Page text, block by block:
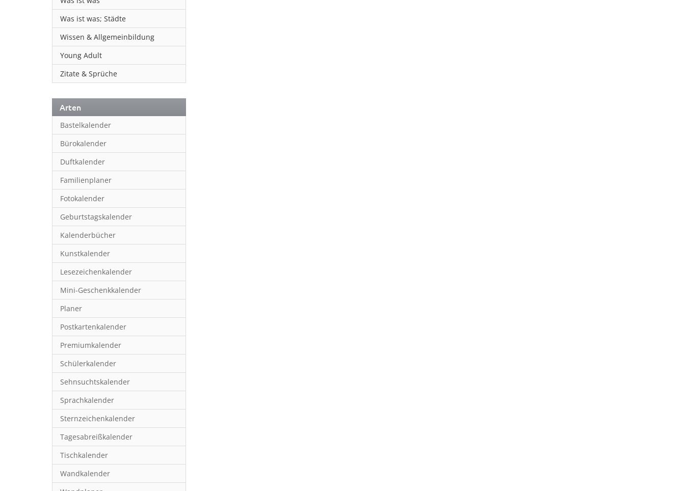
Was ist was; Städte
Wissen & Allgemeinbildung
Young Adult
Zitate & Sprüche
Arten
Bastelkalender
Bürokalender
Duftkalender
Familienplaner
Fotokalender
Geburtstagskalender
Kalenderbücher
Kunstkalender
Lesezeichenkalender
Mini-Geschenkkalender
Planer
Postkartenkalender
Premiumkalender
Schülerkalender
Sehnsuchtskalender
Sprachkalender
Sternzeichenkalender
Tagesabreißkalender
Tischkalender
Wandkalender